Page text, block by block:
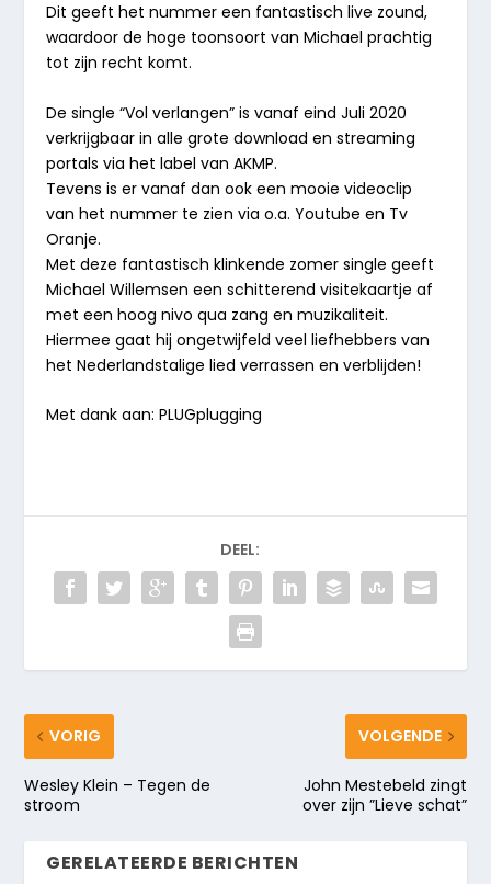
Dit geeft het nummer een fantastisch live zound,
waardoor de hoge toonsoort van Michael prachtig
tot zijn recht komt.
De single “Vol verlangen” is vanaf eind Juli 2020
verkrijgbaar in alle grote download en streaming
portals via het label van AKMP.
Tevens is er vanaf dan ook een mooie videoclip
van het nummer te zien via o.a. Youtube en Tv
Oranje.
Met deze fantastisch klinkende zomer single geeft
Michael Willemsen een schitterend visitekaartje af
met een hoog nivo qua zang en muzikaliteit.
Hiermee gaat hij ongetwijfeld veel liefhebbers van
het Nederlandstalige lied verrassen en verblijden!
Met dank aan: PLUGplugging
DEEL:
VORIG
Wesley Klein – Tegen de
stroom
VOLGENDE
John Mestebeld zingt
over zijn ”Lieve schat”
GERELATEERDE BERICHTEN